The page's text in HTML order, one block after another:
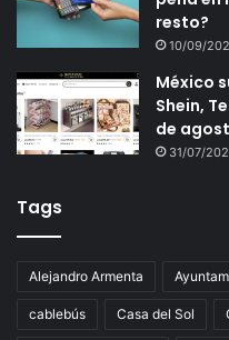
resto?
10/09/
México
Shein,
de
31/07/
Tags
Alejandro Armenta
cablebús Casa del Sol